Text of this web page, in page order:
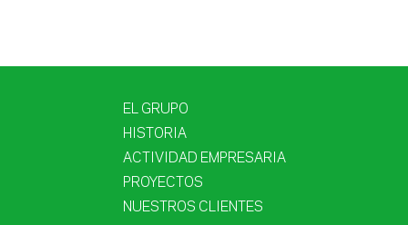
EL GRUPO
HISTORIA
ACTIVIDAD EMPRESARIA
PROYECTOS
NUESTROS CLIENTES